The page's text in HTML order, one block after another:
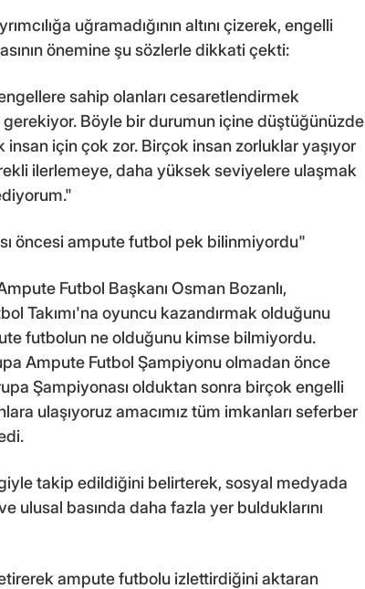
uğramadığının altını çizerek, engelli
önemine şu sözlerle dikkati çekti:
sahip olanları cesaretlendirmek
Böyle bir durumun içine düştüğünüzde
için çok zor. Birçok insan zorluklar yaşıyor
ilerlemeye, daha yüksek seviyelere ulaşmak
öncesi ampute futbol pek bilinmiyordu"
Futbol Başkanı Osman Bozanlı,
Takımı'na oyuncu kazandırmak olduğunu
futbolun ne olduğunu kimse bilmiyordu.
Ampute Futbol Şampiyonu olmadan önce
Şampiyonası olduktan sonra birçok engelli
ulaşıyoruz amacımız tüm imkanları seferber
takip edildiğini belirterek, sosyal medyada
ulusal basında daha fazla yer bulduklarını
ampute futbolu izlettirdiğini aktaran